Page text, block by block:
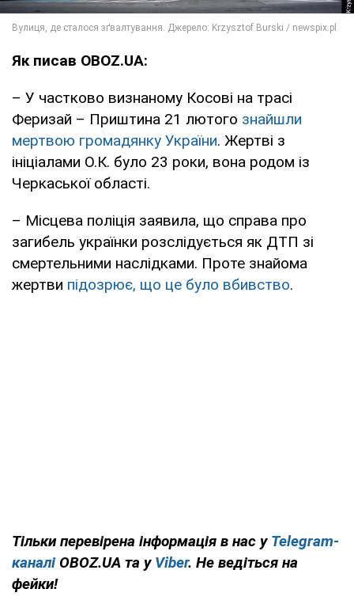
Як писав OBOZ.UA:
– У частково визнаному Косові на трасі
Феризай – Приштина 21 лютого знайшли
мертвою громадянку України. Жертві з
ініціалами О.К. було 23 роки, вона родом із
Черкаської області.
– Місцева поліція заявила, що справа про
загибель українки розслідується як ДТП зі
смертельними наслідками. Проте знайома
жертви підозрює, що це було вбивство.
Тільки перевірена інформація в нас у Telegram-
каналі OBOZ.UA та у Viber. Не ведіться на
фейки!